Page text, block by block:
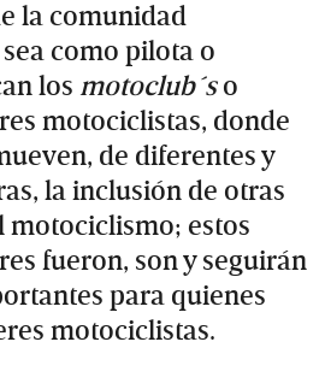
la comunidad
como pilota o
los motoclub´so
motociclistas, donde
de diferentes y
la inclusión de otras
motociclismo; estos
fueron, son y seguirán
para quienes
motociclistas.